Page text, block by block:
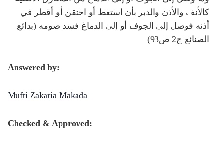
كالأنف والأذن والدبر بأن استعط أو احتقن أو أقطر في
أذنه فوصل إلى الجوف أو إلى الدماغ فسد صومه (بدائع
الصنائع ج2 ص93)
Answered by:
Mufti Zakaria Makada
Checked & Approved: